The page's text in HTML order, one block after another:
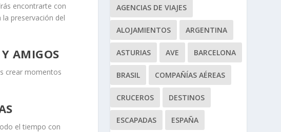
encontrarte con
preservación del
AMIGOS
crear momentos
el tiempo con
AGENCIAS DE VIAJES
ALOJAMIENTOS ARGENTINA
ASTURIAS AVE BARCELONA
BRASIL COMPAÑÍAS AÉREAS
CRUCEROS DESTINOS
ESCAPADAS ESPAÑA